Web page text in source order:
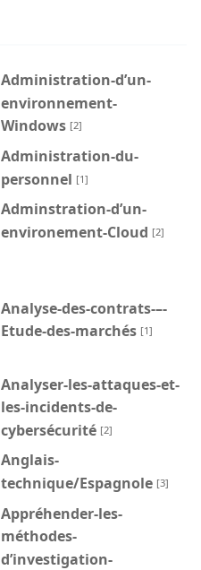
Administration-d’un-
environnement-
Windows [2]
Administration-du-
personnel [1]
Adminstration-d’un-
environement-Cloud [2]
Analyse-des-contrats-–-
Etude-des-marchés [1]
Analyser-les-attaques-et-
les-incidents-de-
cybersécurité [2]
Anglais-
technique/Espagnole [3]
Appréhender-les-
méthodes-
d’investigation-